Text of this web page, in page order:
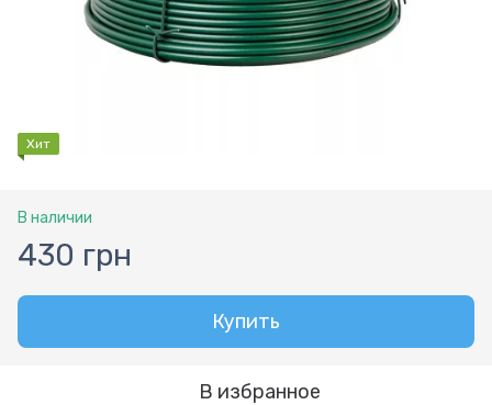
Хит
В наличии
430 грн
Купить
В избранное